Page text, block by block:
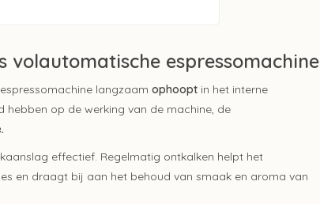
espressomachine
langzaam ophoopt in het interne
hebben op de werking van de machine, de
effectief. Regelmatig ontkalken helpt het
en draagt bij aan het behoud van smaak en aroma van